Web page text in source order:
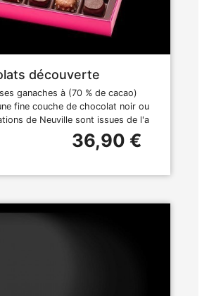
découverte
ganaches à (70 % de cacao)
fine couche de chocolat noir ou
de Neuville sont issues de l'a
36,90 €